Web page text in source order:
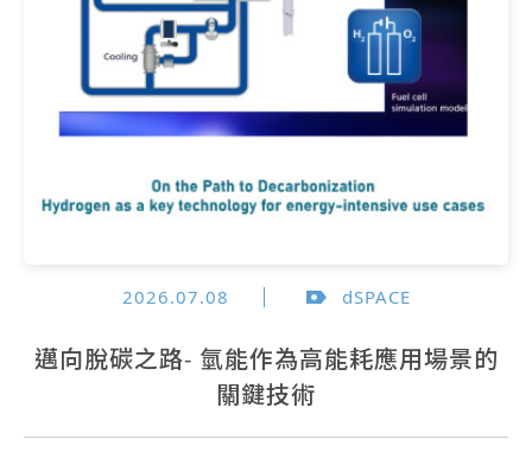
2026.07.08 dSPACE
邁向脫碳之路- 氫能作為高能耗應用場景的
關鍵技術